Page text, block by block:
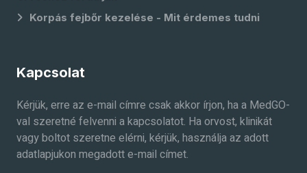
Korpás fejbőr kezelése - Mit érdemes tudni
Kapcsolat
Kérjük, erre az e-mail címre csak akkor írjon, ha a MedGO-
val szeretné felvenni a kapcsolatot. Ha orvost, klinikát
vagy boltot szeretne elérni, kérjük, használja az adott
adatlapjukon megadott e-mail címet.